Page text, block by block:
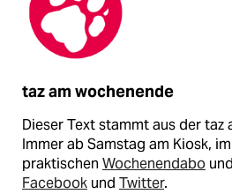
taz am wochenende
Dieser Text stammt aus der taz
Immer ab Samstag am Kiosk, im
praktischen Wochenendabo
Facebook und Twitter.